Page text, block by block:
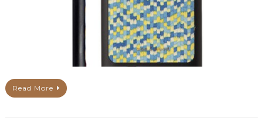
Read More